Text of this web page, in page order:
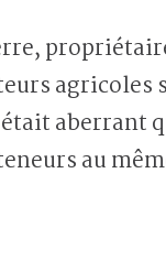
agricoles
aberrant
au